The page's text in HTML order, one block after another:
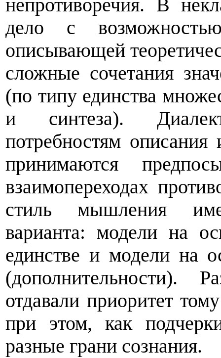
непротиворечия. В
дело с
описывающей
сложные сочетания
(по типу единства
и синтеза).
потребностям
принимаются
взаимопереходах
стиль мышления
варианта: модели на
единстве и модели на
(дополнительности).
отдавали приоритет
при этом, как
разные грани сознания.